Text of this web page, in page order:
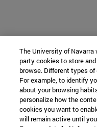
The University of
party cookies to store
browse. Different types
For example, to identify
about your browsing
personalize how the
cookies you want to
will remain active until